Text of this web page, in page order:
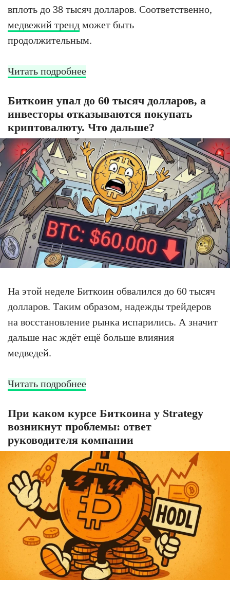
вплоть до 38 тысяч долларов. Соответственно,
медвежий тренд может быть
продолжительным.
Читать подробнее
Биткоин упал до 60 тысяч долларов, а
инвесторы отказываются покупать
криптовалюту. Что дальше?
На этой неделе Биткоин обвалился до 60 тысяч
долларов. Таким образом, надежды трейдеров
на восстановление рынка испарились. А значит
дальше нас ждёт ещё больше влияния
медведей.
Читать подробнее
При каком курсе Биткоина у Strategy
возникнут проблемы: ответ
руководителя компании